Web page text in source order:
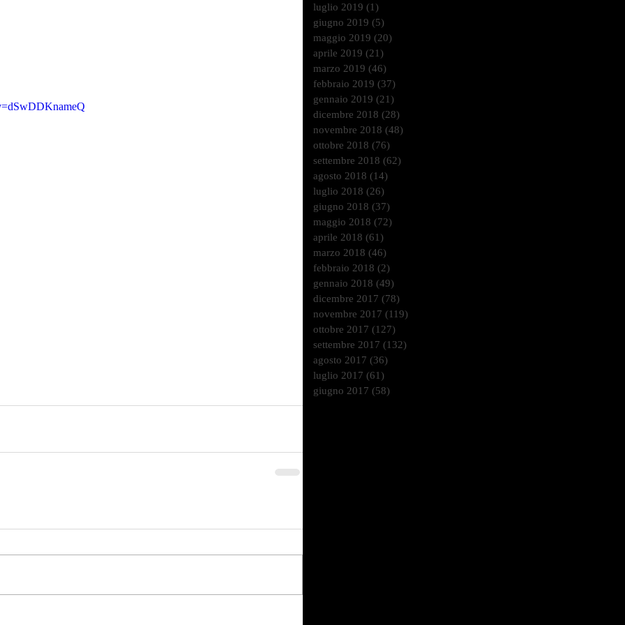
luglio 2019 (1)
giugno 2019 (5)
maggio 2019 (20)
aprile 2019 (21)
marzo 2019 (46)
febbraio 2019 (37)
gennaio 2019 (21)
dicembre 2018 (28)
novembre 2018 (48)
ottobre 2018 (76)
settembre 2018 (62)
agosto 2018 (14)
luglio 2018 (26)
giugno 2018 (37)
maggio 2018 (72)
aprile 2018 (61)
marzo 2018 (46)
febbraio 2018 (2)
gennaio 2018 (49)
dicembre 2017 (78)
novembre 2017 (119)
ottobre 2017 (127)
settembre 2017 (132)
agosto 2017 (36)
luglio 2017 (61)
giugno 2017 (58)